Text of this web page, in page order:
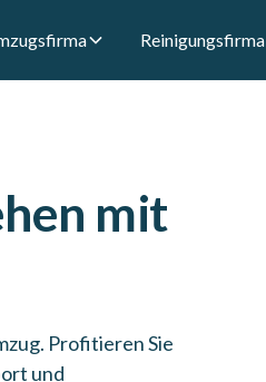
Reinigungsfirma
mit
Profitieren Sie
und